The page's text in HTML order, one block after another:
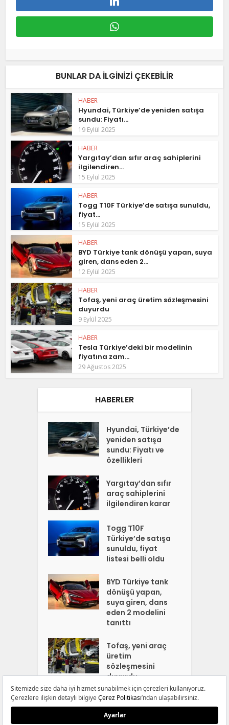
BUNLAR DA ILGINIZI ÇEKEBILIR
HABER
Hyundai, Türkiye’de yeniden satışa
sundu: Fiyatı...
19 Eylül 2025
HABER
Yargıtay’dan sıfır araç sahiplerini
ilgilendiren...
15 Eylül 2025
HABER
Togg T10F Türkiye’de satışa sunuldu,
fiyat...
15 Eylül 2025
HABER
BYD Türkiye tank dönüşü yapan, suya
giren, dans eden 2...
12 Eylül 2025
HABER
Tofaş, yeni araç üretim sözleşmesini
duyurdu
9 Eylül 2025
HABER
Tesla Türkiye’deki bir modelinin
fiyatına zam...
29 Ağustos 2025
HABERLER
Hyundai, Türkiye’de
yeniden satışa
sundu: Fiyatı ve
özellikleri
Yargıtay’dan sıfır
araç sahiplerini
ilgilendiren karar
Togg T10F
Türkiye’de satışa
sunuldu, fiyat
listesi belli oldu
BYD Türkiye tank
dönüşü yapan,
suya giren, dans
eden 2 modelini
tanıttı
Tofaş, yeni araç
üretim
sözleşmesini
duyurdu